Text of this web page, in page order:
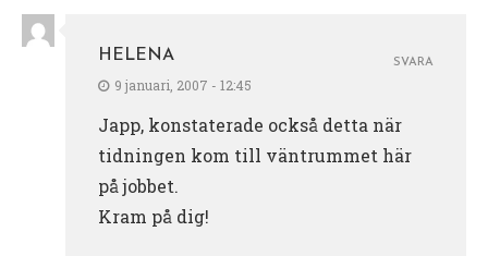
HELENA
9 januari, 2007 - 12:45
Japp, konstaterade också detta när
tidningen kom till väntrummet här
på jobbet.
Kram på dig!
SVARA